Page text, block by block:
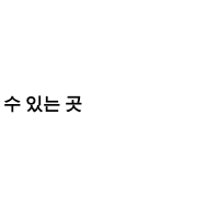
있는 곳